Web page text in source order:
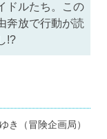
ドルたち。この
奔放で行動が読
!?
（冒険企画局）